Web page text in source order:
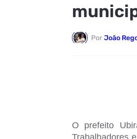
Por João
O prefeito
Trabalhadores